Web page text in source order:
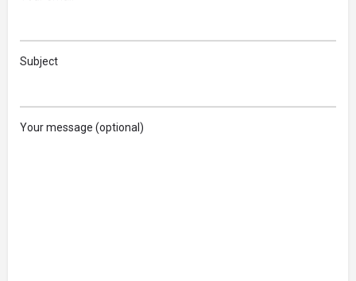
Subject
Your message (optional)